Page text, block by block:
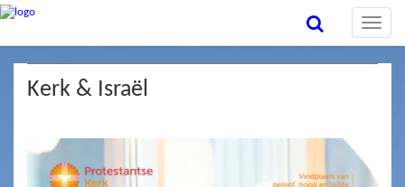
Toggle
Kerk & Israël